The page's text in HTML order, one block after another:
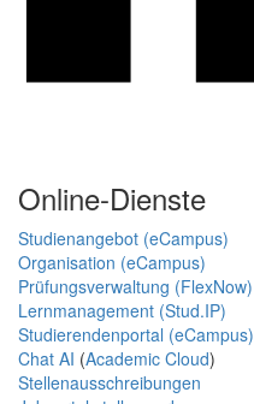
Online-Dienste
Studienangebot (eCampus)
Organisation (eCampus)
Prüfungsverwaltung (FlexNow)
Lernmanagement (Stud.IP)
Studierendenportal (eCampus)
Chat AI (Academic Cloud)
Stellenausschreibungen